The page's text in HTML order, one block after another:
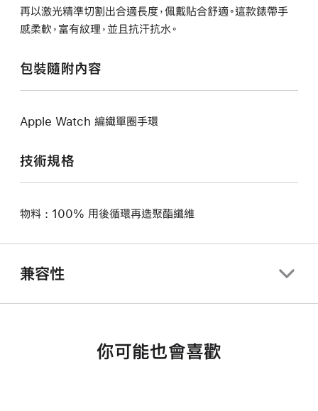
再以激光精準切割出合適長度，佩戴貼合舒適。這款錶帶手
感柔軟，富有紋理，並且抗汗抗水。
包裝隨附內容
Apple Watch 編織單圈手環
技術規格
物料 : 100% 用後循環再造聚酯纖維
兼容性
你可能也會喜歡